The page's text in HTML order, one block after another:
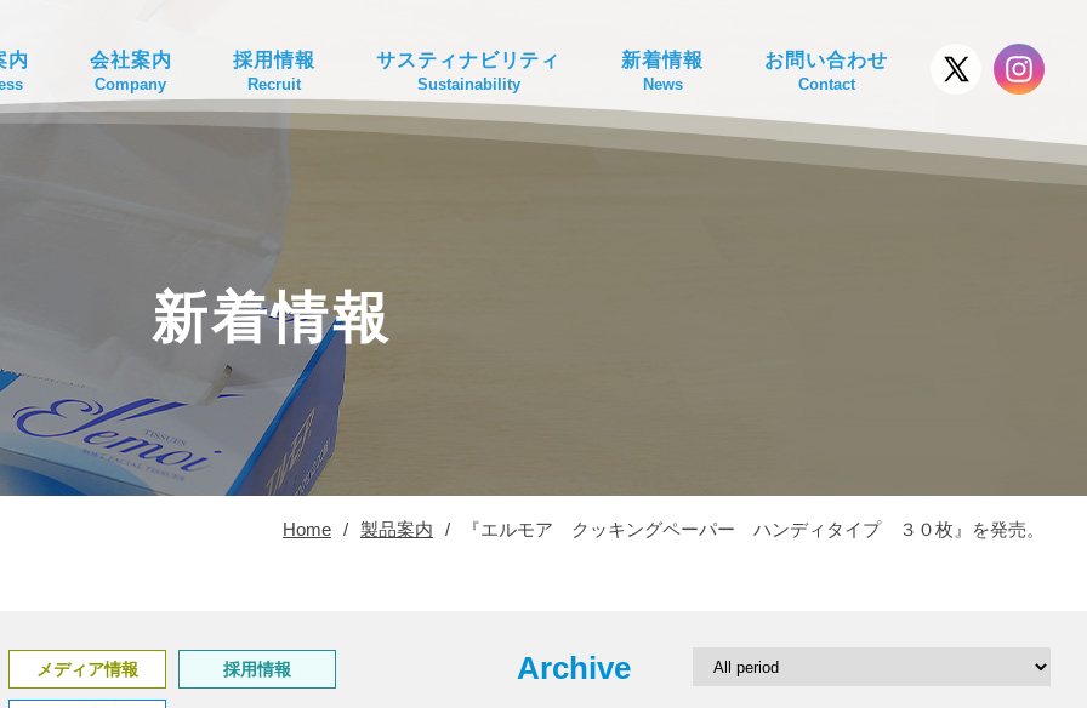
内 会社案内
Company
採用情報
Recruit
サスティナビリティ
Sustainability
新着情報
News
お問い合わせ
Contact
新着情報
Home / 製品案内 / 『エルモア クッキングペーパー ハンディタイプ ３０枚』を発売。
メディア情報 採用情報 Archive